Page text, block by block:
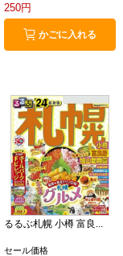
250円
かごに入れる
るるぶ札幌 小樽 富良...
セール価格